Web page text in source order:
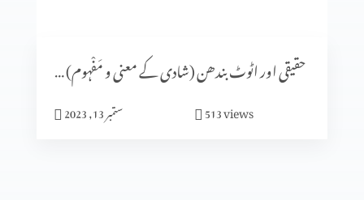
شادی کا الٰہی منصوبہ (حصہ 4) حقیقی اور اٹوٹ بندھن (شادی کے معنی و مَفْہوم) حصہ 1
ستمبر 13, 2023 513views